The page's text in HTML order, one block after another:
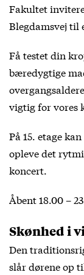
Fakultet
Blegdamsvej til
Få testet din
bæredygtige
vigtig for vores
På 15. etage
opleve det
koncert.
Åbent 18.00 –
Skønhed i
Den
slår dørene op